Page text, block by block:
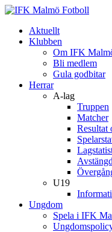
Aktuellt
Klubben
Om IFK
Bli medlem
Gula godbitar
Herrar
A-lag
Truppen
Matcher
Resultat
U19
Ungdom
Spela i IFK